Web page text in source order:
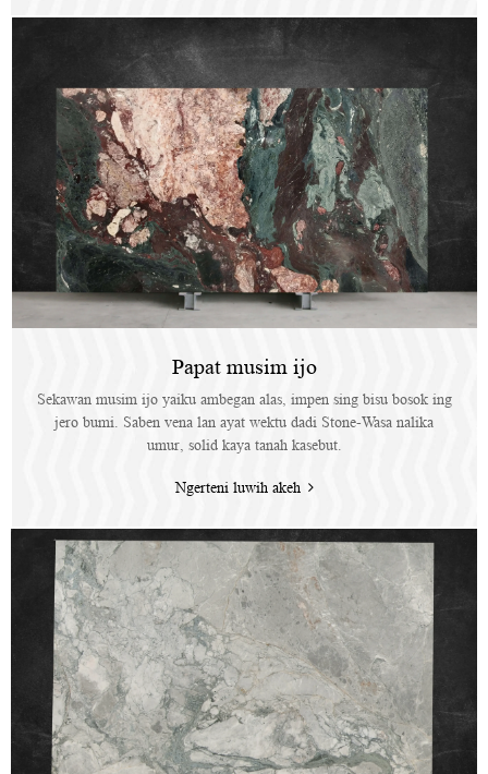
Papat musim ijo
Sekawan musim ijo yaiku ambegan alas, impen sing bisu bosok ing
jero bumi. Saben vena lan ayat wektu dadi Stone-Wasa nalika
umur, solid kaya tanah kasebut.
Ngerteni luwih akeh